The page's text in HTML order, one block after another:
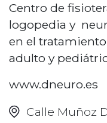
Centro de
logopedia y
en el
adulto y
www.dneuro.es
Calle Muñoz